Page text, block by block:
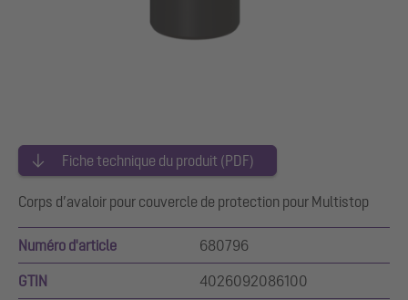
Fiche technique du produit (PDF)
Corps d’avaloir pour couvercle de protection pour Multistop
Numéro d'article 680796
GTIN 4026092086100